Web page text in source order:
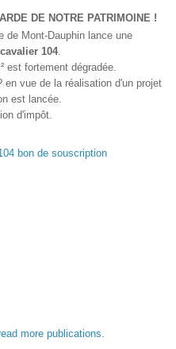
DE NOTRE PATRIMOINE !
de Mont-Dauphin lance une
104.
est fortement dégradée.
en vue de la réalisation d'un projet
est lancée.
d'impôt.
bon de souscription
more publications.